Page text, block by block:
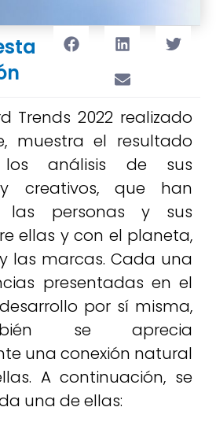
Trends 2022 realizado
muestra el resultado
análisis de sus
creativos, que han
las personas y sus
ellas y con el planeta,
las marcas. Cada una
presentadas en el
por sí misma,
se aprecia
una conexión natural
A continuación, se
una de ellas: